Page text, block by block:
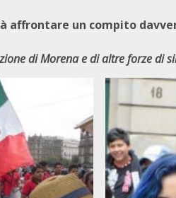
affrontare un compito
di Morena e di altre forze di